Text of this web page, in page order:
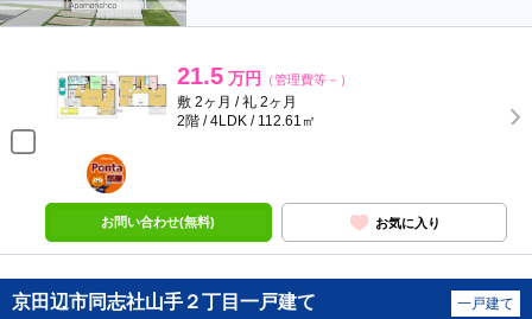
21.5 万円 （管理費等－）
敷 2ヶ月 / 礼 2ヶ月
2階 / 4LDK / 112.61㎡
ポンタ
部屋
お問い合わせ(無料) お気に入り
京田辺市同志社山手２丁目一戸建て 一戸建て